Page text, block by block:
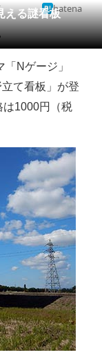
える謎看板hatena
Nゲージ」
て看板」が登
は1000円（税